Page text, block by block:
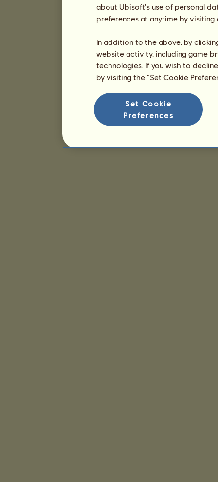
about Ubisoft's use of personal
preferences at anytime by
In addition to the above, by
website activity, including game
technologies. If you wish to
by visiting the “Set Cookie
Set Cookie
Preferences